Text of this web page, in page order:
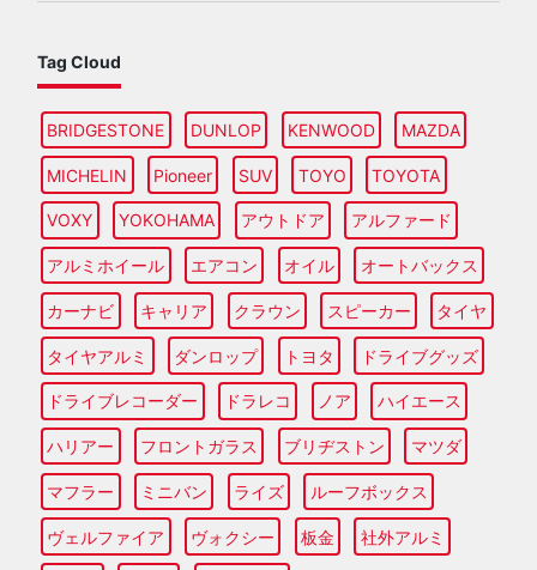
Tag Cloud
BRIDGESTONE DUNLOP KENWOOD MAZDA
MICHELIN Pioneer SUV TOYO TOYOTA
VOXY YOKOHAMA アウトドア アルファード
アルミホイール エアコン オイル オートバックス
カーナビ キャリア クラウン スピーカー タイヤ
タイヤアルミ ダンロップ トヨタ ドライブグッズ
ドライブレコーダー ドラレコ ノア ハイエース
ハリアー フロントガラス ブリヂストン マツダ
マフラー ミニバン ライズ ルーフボックス
ヴェルファイア ヴォクシー 板金 社外アルミ